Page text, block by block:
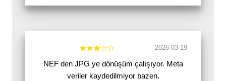
2026-03-19
NEF den JPG ye dönüşüm çalışıyor. Meta
veriler kaydedilmiyor bazen.